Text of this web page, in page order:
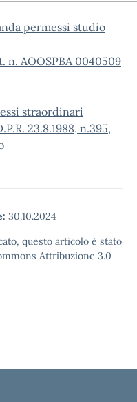
permessi studio
n. AOOSPBA 0040509
straordinari
23.8.1988, n.395,
30.10.2024
questo articolo è stato
Attribuzione 3.0